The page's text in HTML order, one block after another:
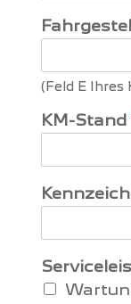
(Feld E Ihres
KM-Stand